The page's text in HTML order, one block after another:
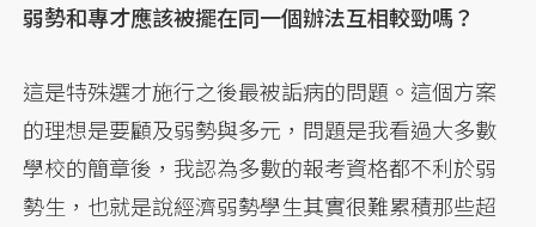
弱勢和專才應該被擺在同一個辦法互相較勁嗎？
這是特殊選才施行之後最被詬病的問題。這個方案
的理想是要顧及弱勢與多元，問題是我看過大多數
學校的簡章後，我認為多數的報考資格都不利於弱
勢生，也就是說經濟弱勢學生其實很難累積那些超